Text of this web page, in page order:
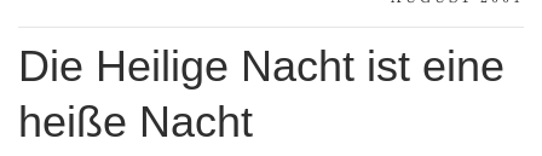
Die Heilige Nacht ist eine
heiße Nacht